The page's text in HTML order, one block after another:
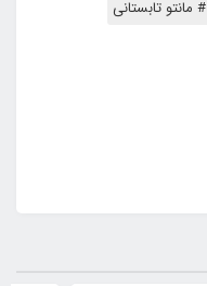
# مانتو تابستانی